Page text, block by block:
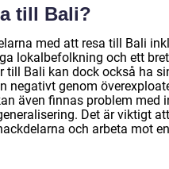
till Bali?
med att resa till Bali
lokalbefolkning och ett
till Bali kan dock också ha
negativt genom
även finnas problem med
Det är viktigt
och arbeta mot